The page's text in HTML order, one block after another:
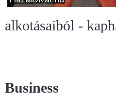
alkotásaiból -
Business